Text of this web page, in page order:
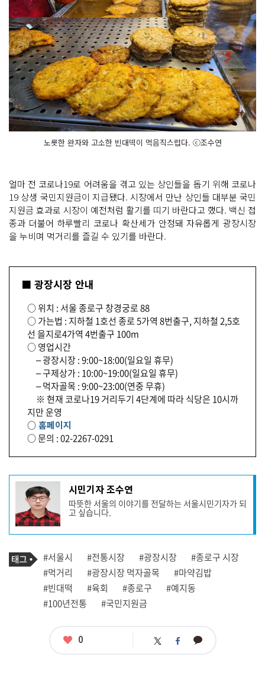
노릇한 완자와 고소한 빈대떡이 먹음직스럽다. ⓒ조수연
얼마 전 코로나19로 어려움을 겪고 있는 상인들을 돕기 위해 코로나
19 상생 국민지원금이 지급됐다. 시장에서 만난 상인들 대부분 국민
지원금 효과로 시장이 예전처럼 활기를 띠기 바란다고 했다. 백신 접
종과 더불어 하루빨리 코로나 확산세가 안정돼 자유롭게 광장시장
을 누비며 먹거리를 즐길 수 있기를 바란다.
■ 광장시장 안내
○ 위치 : 서울 종로구 창경궁로 88
○ 가는법 : 지하철 1호선 종로 5가역 8번출구, 지하철 2,5호
선 을지로4가역 4번출구 100m
○ 영업시간
– 광장시장 : 9:00~18:00(일요일 휴무)
– 구제상가 : 10:00~19:00(일요일 휴무)
– 먹자골목 : 9:00~23:00(연중 무휴)
※ 현재 코로나19 거리두기 4단계에 따라 식당은 10시까
지만 운영
○홈페이지
○ 문의 : 02-2267-0291
기
성
자
프
필
시민기자 조수연
따뜻한 서울의 이야기를 전달하는 서울시민기자가 되
고 싶습니다.
기
사
관
련
태
그
태
그
#서울시 #전통시장 #광장시장
#종로구 시장
#먹거리
#광장시장 먹자골목
#마약김밥
#빈대떡
#육회 #종로구
#예지동
#100년전통
#국민지원금
좋
0 트 페 카